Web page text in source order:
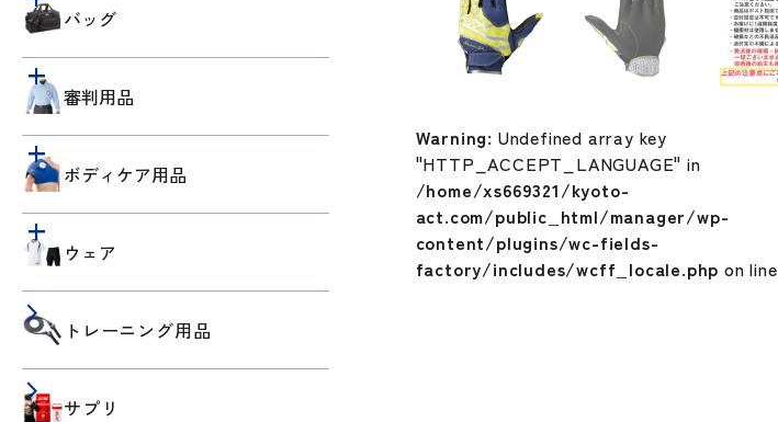
バッグ
審判用品
ボディケア用品
ウェア
トレーニング用品
サプリ
Warning: Undefined array key
"HTTP_ACCEPT_LANGUAGE" in
/home/xs669321/kyoto-
act.com/public_html/manager/wp-
content/plugins/wc-fields-
factory/includes/wcff_locale.php on line